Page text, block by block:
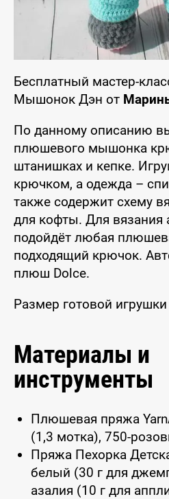
Бесплатный мастер-
Мышонок Дэн от
По данному описанию
плюшевого мышонка
штанишках и кепке.
крючком, а одежда –
также содержит схему
для кофты. Для вязания
подойдёт любая
подходящий крючок.
плюш Dolce.
Размер готовой
Материалы и
инструменты
Плюшевая пряжа
(1,3 мотка), 750-
Пряжа Пехорка
белый (30 г для
азалия (10 г для